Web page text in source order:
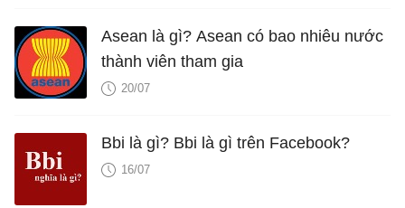
Asean là gì? Asean có bao nhiêu nước
thành viên tham gia
20/07
Bbi là gì? Bbi là gì trên Facebook?
16/07